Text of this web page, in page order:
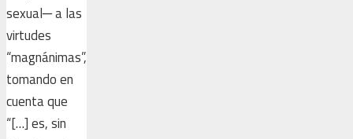
sexual─ a las
virtudes
“magnánimas”,
tomando en
cuenta que
“[…] es, sin